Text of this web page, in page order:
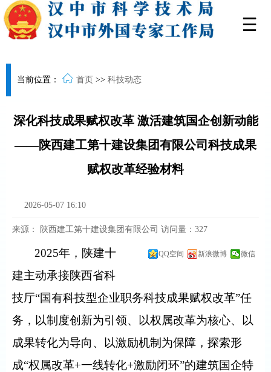
当前位置： 首页 >> 科技动态
深化科技成果赋权改革 激活建筑国企创新动能
——陕西建工第十建设集团有限公司科技成果
赋权改革经验材料
2026-05-07 16:10
来源： 陕西建工第十建设集团有限公司 访问量： 327
QQ空间 新浪微博 微信
2025年，陕建十
建主动承接陕西省科
技厅“国有科技型企业职务科技成果赋权改革”任
务，以制度创新为引领、以权属改革为核心、以
成果转化为导向、以激励机制为保障，探索形
成“权属改革+一线转化+激励闭环”的建筑国企特